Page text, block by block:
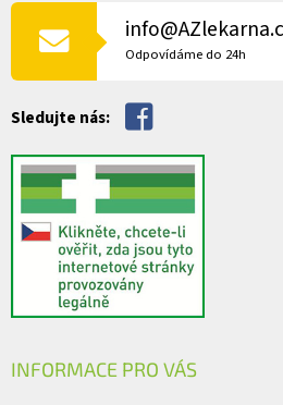
Odpovídáme do 24h
Sledujte nás:
INFORMACE PRO VÁS